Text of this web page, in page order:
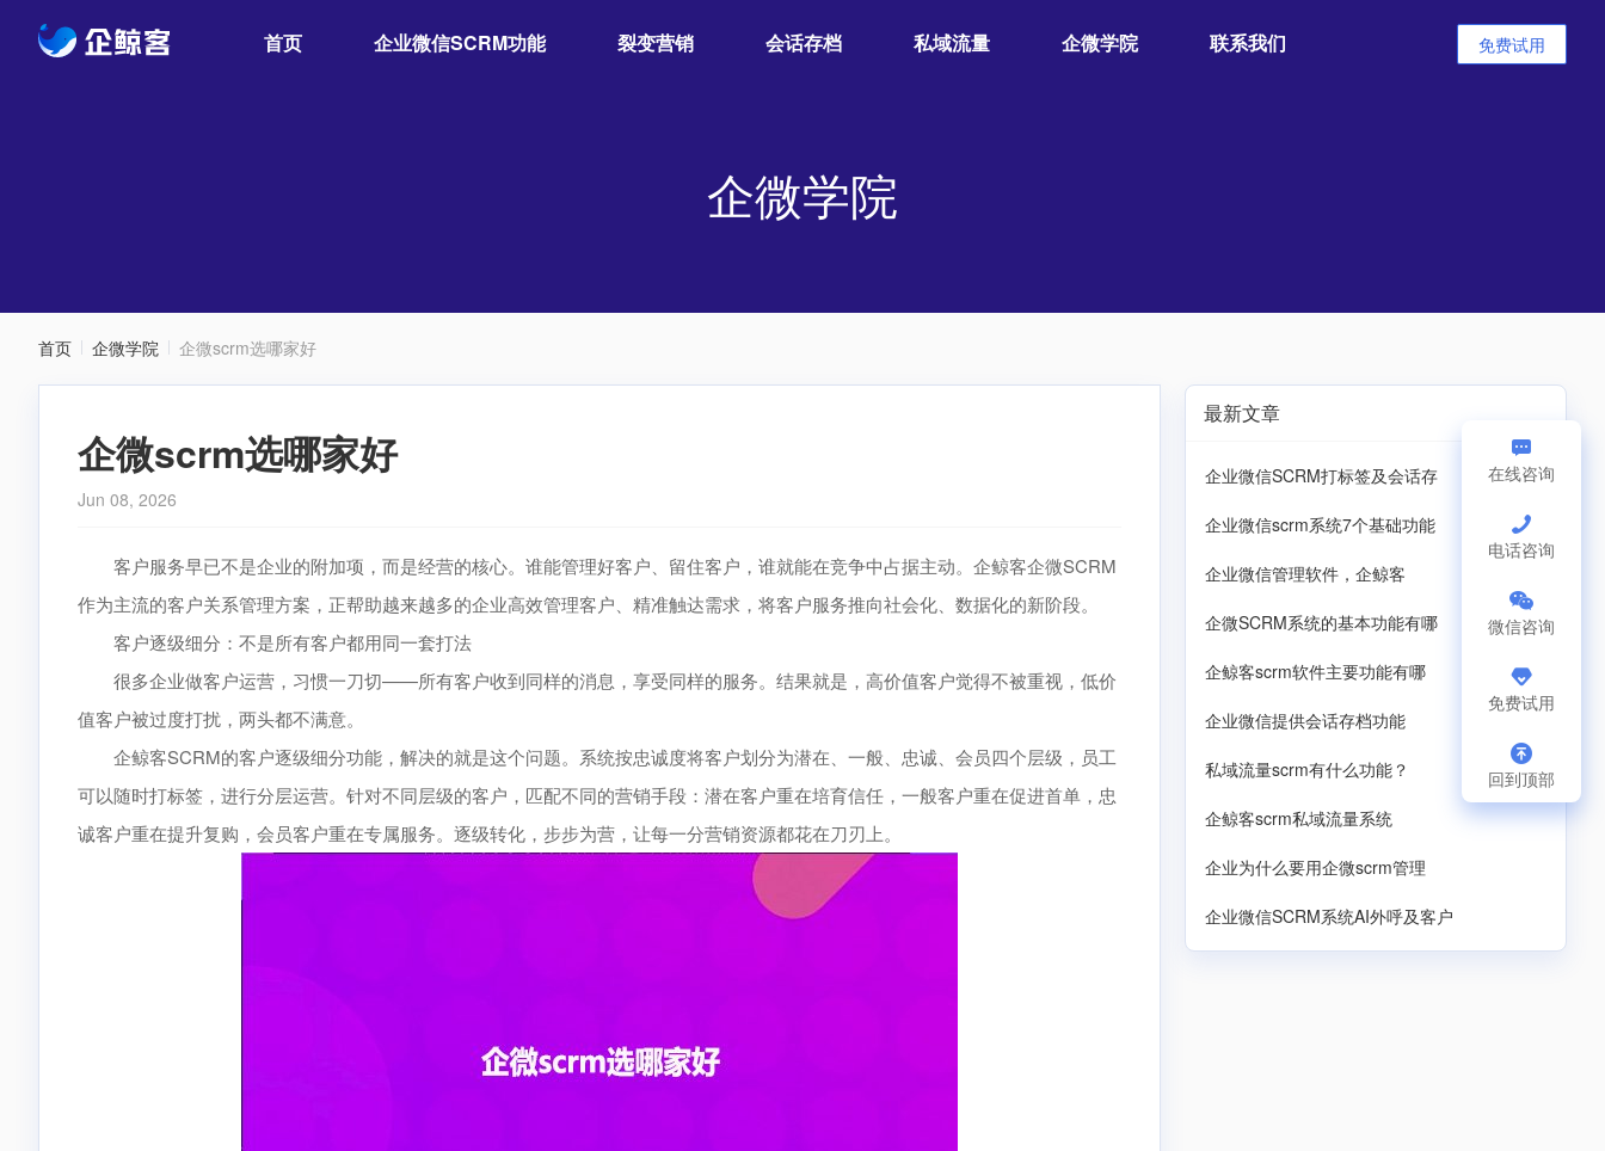
首页 企业微信SCRM功能 裂变营销 会话存档 私域流量 企微学院 联系我们 免费试用
企微学院
首页 企微学院 企微scrm选哪家好
企微scrm选哪家好
Jun 08, 2026
客户服务早已不是企业的附加项，而是经营的核心。谁能管理好客户、留住客户，谁就能在竞争中占据主动。企鲸客企微SCRM
作为主流的客户关系管理方案，正帮助越来越多的企业高效管理客户、精准触达需求，将客户服务推向社会化、数据化的新阶段。
客户逐级细分：不是所有客户都用同一套打法
很多企业做客户运营，习惯一刀切——所有客户收到同样的消息，享受同样的服务。结果就是，高价值客户觉得不被重视，低价
值客户被过度打扰，两头都不满意。
企鲸客SCRM的客户逐级细分功能，解决的就是这个问题。系统按忠诚度将客户划分为潜在、一般、忠诚、会员四个层级，员工
可以随时打标签，进行分层运营。针对不同层级的客户，匹配不同的营销手段：潜在客户重在培育信任，一般客户重在促进首单，忠
诚客户重在提升复购，会员客户重在专属服务。逐级转化，步步为营，让每一分营销资源都花在刀刃上。
最新文章
企业微信SCRM打标签及会话存
企业微信scrm系统7个基础功能
企业微信管理软件，企鲸客
企微SCRM系统的基本功能有哪
企鲸客scrm软件主要功能有哪
企业微信提供会话存档功能
私域流量scrm有什么功能？
企鲸客scrm私域流量系统
企业为什么要用企微scrm管理
企业微信SCRM系统AI外呼及客户
在线咨询
电话咨询
微信咨询
免费试用
回到顶部